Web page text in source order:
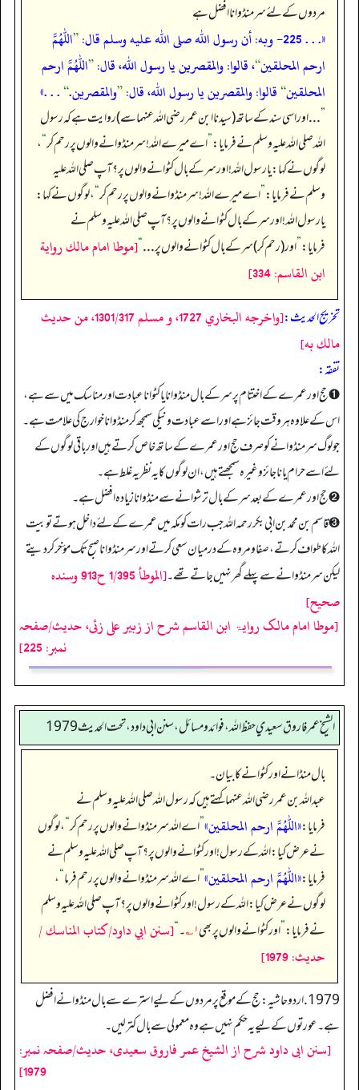
مردوں کے لئے سر منڈوانا افضل ہے
«. . . 225- وبه: أن رسول الله صلى الله عليه وسلم قال: ”اللهم
ارحم المحلقين“، قالوا: والمقصرين يا رسول الله، قال:”اللهم ارحم
المحلقين“قالوا: والمقصرين يا رسول الله، قال:”والمقصرين.“
. . .»
”. . . اور اسی سند کے ساتھ (سیدنا ابن عمر رضی اللہ عنہما سے) روایت ہے کہ رسول
اللہ صلی اللہ علیہ وسلم نے فرمایا:”اے میرے اللہ! سر منڈوانے والوں پر رحم کر“،
لوگوں نے کہا: یا رسول اللہ! اور سر کے بال کٹوانے والوں پر؟ آپ صلی اللہ علیہ
وسلم نے فرمایا:”اے میرے اللہ! سر منڈوانے والوں پر رحم کر“، لوگوں نے کہا:
یا رسول اللہ! اور سر کے بال کٹوانے والوں پر؟ آپ صلی اللہ علیہ وسلم نے
فرمایا:”اور (رحم کر) سر کے بال کٹوانے والوں پر . . .“[موطا امام مالك رواية
ابن القاسم: 334]
تخریج الحدیث:
[واخرجه البخاري 1727، و مسلم 1301/317، من حديث
مالك به]
تفقہ:
➊ حج اور عمرے کے اختتام پر سر کے بال منڈوانا یا کٹوانا عبادت اور مناسک میں سے ہے،
اس کے علاوہ ہر وقت جائز ہے اور اسے عبادت و نیکی سمجھ کر منڈوانا خوارج کی علامت ہے۔
جو لوگ سر منڈوانے کو صرف حج اور عمرے کے ساتھ خاص کرتے ہیں اور باقی لوگوں کے
لئے اسے حرام یا ناجائز وغیرہ سمجھتے ہیں، ان لوگوں کا یہ نظریہ غلط ہے۔
➋ حج اور عمرے کے بعد سر کے بال ترشوانے سے منڈوانا زیادہ افضل ہے۔
➌ قاسم بن محمد بن ابی بکر رحمہ اللہ جب رات کو مکہ میں عمرے کے لئے داخل ہوتے تو بیت
اللہ کا طواف کرتے، صفا ومروہ کے درمیان سعی کرتے اور سر منڈوانا صبح تک مؤخر کر دیتے
لیکن سر منڈوانے سے پہلے گھر نہیں جاتے تھے۔
[الموطأ 1/395 ح913 وسنده
صحيح]
[موطا امام مالک روایۃ ابن القاسم شرح از زبیر علی زئی، حدیث/صفحہ
نمبر: 225]
الشيخ عمر فاروق سعيدي حفظ الله، فوائد و مسائل، سنن ابي داود ، تحت الحديث 1979
بال منڈانے اور کٹوانے کا بیان۔
عبداللہ بن عمر رضی اللہ عنہما کہتے ہیں کہ رسول اللہ صلی اللہ علیہ وسلم نے
فرمایا:«اللهم ارحم المحلقين»”اے اللہ سر منڈوانے والوں پر رحم کر“، لوگوں
نے عرض کیا: اللہ کے رسول! اور کٹوانے والوں پر؟ آپ صلی اللہ علیہ وسلم نے
فرمایا:«اللهم ارحم المحلقين»”اے اللہ سر منڈوانے والوں پر رحم فرما“،
لوگوں نے عرض کیا: اللہ کے رسول! اور کٹوانے والوں پر؟ آپ صلی اللہ علیہ وسلم
نے فرمایا:”اور کٹوانے والوں پر بھی۱؎ ۔‏‏‏‏“[سنن ابي داود/كتاب المناسك /
حدیث: 1979]
1979. اردو حاشیہ: حج کے موقع پر مردوں کے لیے استرے سے بال منڈوانے افضل
ہے۔ عورتوں کے لیے یہ حکم نہیں ہے وہ معمولی سےبال کترلیں۔
[سنن ابی داود شرح از الشیخ عمر فاروق سعیدی، حدیث/صفحہ نمبر:
1979]